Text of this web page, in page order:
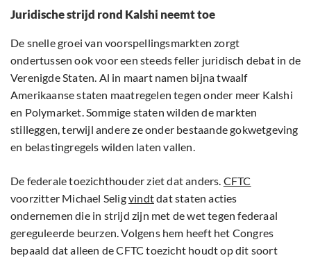
Juridische strijd rond Kalshi neemt toe
De snelle groei van voorspellingsmarkten zorgt
ondertussen ook voor een steeds feller juridisch debat in de
Verenigde Staten. Al in maart namen bijna twaalf
Amerikaanse staten maatregelen tegen onder meer Kalshi
en Polymarket. Sommige staten wilden de markten
stilleggen, terwijl andere ze onder bestaande gokwetgeving
en belastingregels wilden laten vallen.
De federale toezichthouder ziet dat anders. CFTC
voorzitter Michael Seligvindtdat staten acties
ondernemen die in strijd zijn met de wet tegen federaal
gereguleerde beurzen. Volgens hem heeft het Congres
bepaald dat alleen de CFTC toezicht houdt op dit soort